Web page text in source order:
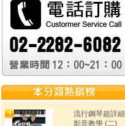
流行鋼琴超詳細
影音教學 (二)